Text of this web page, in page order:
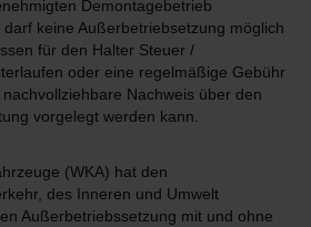
Demontagebetrieb
keine Außerbetriebsetzung möglich
für den Halter Steuer /
oder eine regelmäßige Gebühr
Nachweis über den
vorgelegt werden kann.
(WKA) hat den
des Inneren und Umwelt
Außerbetriebssetzung mit und ohne